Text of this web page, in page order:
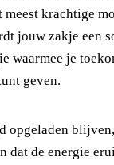
meest krachtige
jouw zakje een
waarmee je
geven.
opgeladen
dat de energie